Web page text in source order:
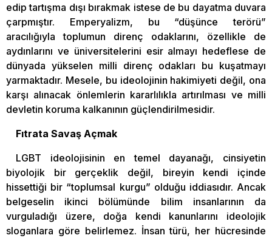
edip tartışma dışı bırakmak istese de bu dayatma duvara
çarpmıştır. Emperyalizm, bu “düşünce terörü”
aracılığıyla toplumun direnç odaklarını, özellikle de
aydınlarını ve üniversitelerini esir almayı hedeflese de
dünyada yükselen milli direnç odakları bu kuşatmayı
yarmaktadır. Mesele, bu ideolojinin hakimiyeti değil, ona
karşı alınacak önlemlerin kararlılıkla artırılması ve milli
devletin koruma kalkanının güçlendirilmesidir.
Fıtrata Savaş Açmak
LGBT ideolojisinin en temel dayanağı, cinsiyetin
biyolojik bir gerçeklik değil, bireyin kendi içinde
hissettiği bir “toplumsal kurgu” olduğu iddiasıdır. Ancak
belgeselin ikinci bölümünde bilim insanlarının da
vurguladığı üzere, doğa kendi kanunlarını ideolojik
sloganlara göre belirlemez. İnsan türü, her hücresinde